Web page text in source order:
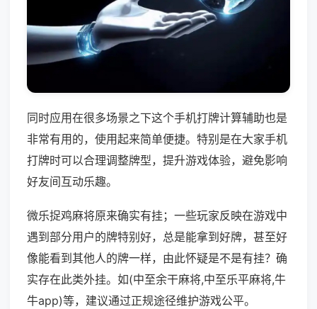
同时应用在很多场景之下这个手机打牌计算辅助也是
非常有用的，使用起来简单便捷。特别是在大家手机
打牌时可以合理调整牌型，提升游戏体验，避免影响
好友间互动乐趣。
微乐捉鸡麻将原来确实有挂；一些玩家反映在游戏中
遇到部分用户的牌特别好，总是能拿到好牌，甚至好
像能看到其他人的牌一样，由此怀疑是不是有挂？确
实存在此类外挂。如(中至余干麻将,中至乐平麻将,牛
牛app)等，建议通过正规途径维护游戏公平。